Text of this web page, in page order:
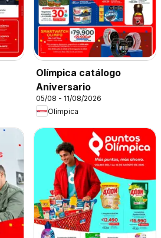
Olímpica catálogo
Aniversario
05/08 - 11/08/2026
Olímpica